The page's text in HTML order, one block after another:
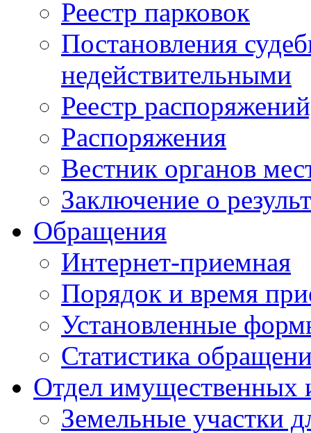
Реестр парковок
Постановления
недействительными
Реестр
Распоряжения
Вестник органов
Заключение о
Обращения
Интернет-приемная
Порядок и время
Установленные
Статистика
Отдел имущественных
Земельные участки